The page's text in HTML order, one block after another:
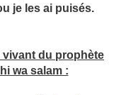
je les ai puisés.
vivant du prophète
wa salam :